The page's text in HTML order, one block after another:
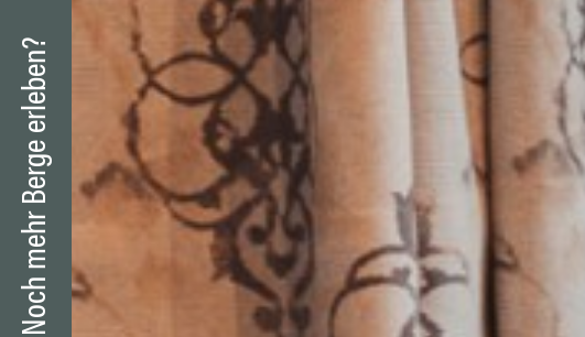
Noch mehr Berge erleben?